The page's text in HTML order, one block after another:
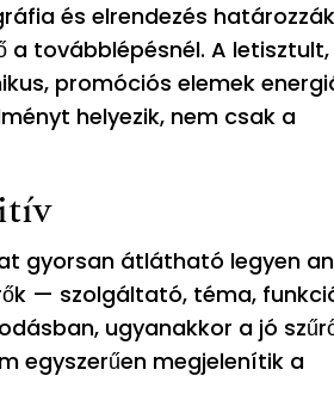
és elrendezés határozzák
a továbblépésnél. A letisztult,
promóciós elemek
helyezik, nem csak a
gyorsan átlátható legyen
— szolgáltató, téma,
ugyanakkor a jó
egyszerűen megjelenítik a